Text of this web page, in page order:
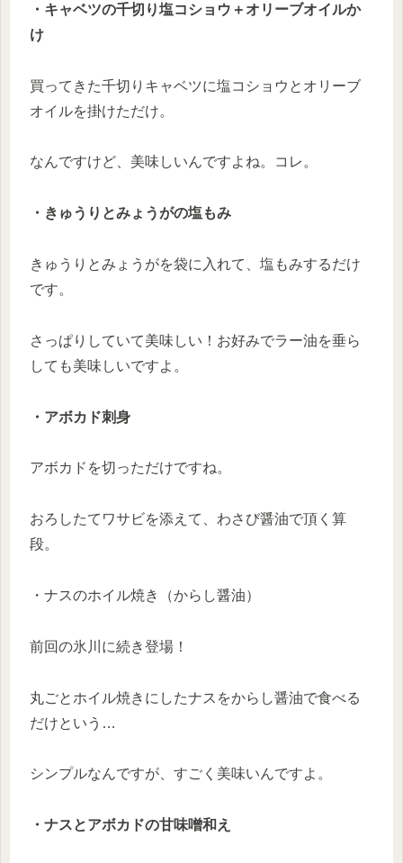
・キャベツの千切り塩コショウ＋オリーブオイルか
け
買ってきた千切りキャベツに塩コショウとオリーブ
オイルを掛けただけ。
なんですけど、美味しいんですよね。コレ。
・きゅうりとみょうがの塩もみ
きゅうりとみょうがを袋に入れて、塩もみするだけ
です。
さっぱりしていて美味しい！お好みでラー油を垂ら
しても美味しいですよ。
・アボカド刺身
アボカドを切っただけですね。
おろしたてワサビを添えて、わさび醤油で頂く算
段。
・ナスのホイル焼き（からし醤油）
前回の氷川に続き登場！
丸ごとホイル焼きにしたナスをからし醤油で食べる
だけという…
シンプルなんですが、すごく美味いんですよ。
・ナスとアボカドの甘味噌和え